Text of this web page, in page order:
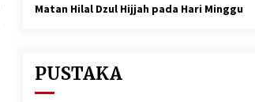
Matan Hilal Dzul Hijjah pada Hari Minggu
PUSTAKA